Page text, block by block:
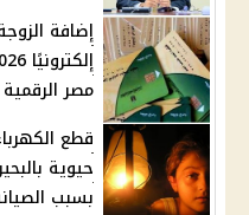
إضافة
مصر الرقمية
قطع
بسبب